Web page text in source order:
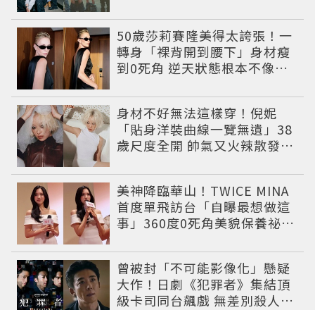
50歲莎莉賽隆美得太誇張！一
轉身「裸背開到腰下」身材瘦
到0死角 逆天狀態根本不像年
身材不好無法這樣穿！倪妮
「貼身洋裝曲線一覽無遺」38
歲尺度全開 帥氣又火辣散發獨
美神降臨華山！TWICE MINA
首度單飛訪台「自曝最想做這
事」360度0死角美貌保養祕訣
曾被封「不可能影像化」懸疑
大作！日劇《犯罪者》集結頂
級卡司同台飆戲 無差別殺人案